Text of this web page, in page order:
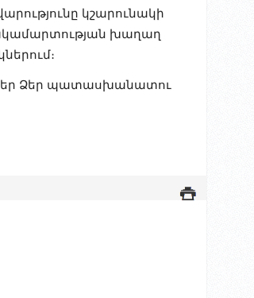
կշարունակի
խաղաղ
Ձեր պատասխանատու